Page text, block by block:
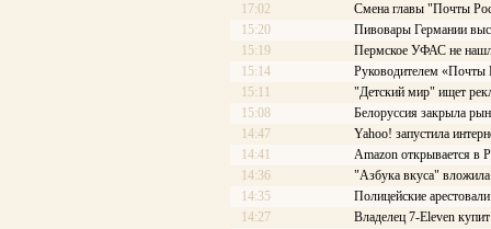
17:02
Смена главы "Почты
15:20
Пивовары Германии
15:19
Пермское УФАС не
15:14
Руководителем «Почты
15:11
"Детский мир" ищет
15:08
Белоруссия закрыла
14:47
Yahoo! запустила
14:41
Amazon открывается в
14:36
"Азбука вкуса"
14:35
Полицейские
14:27
Владелец 7-Eleven